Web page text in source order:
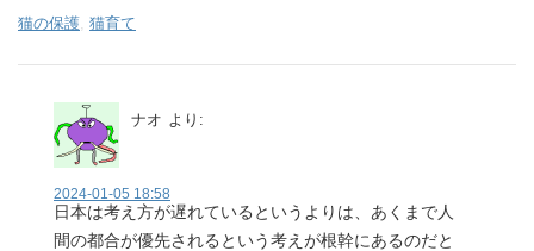
猫の保護 猫育て
ナオ より:
2024-01-05 18:58
日本は考え方が遅れているというよりは、あくまで人
間の都合が優先されるという考えが根幹にあるのだと